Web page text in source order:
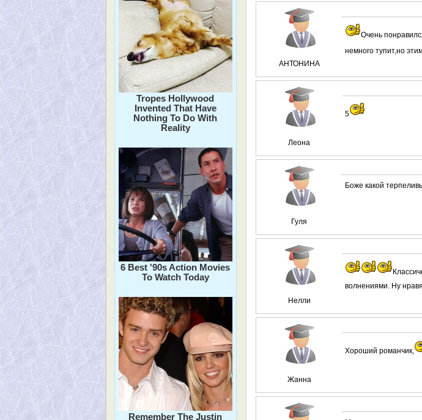
Tropes Hollywood
Invented That Have
Nothing To Do With
Reality
6 Best '90s Action Movies
To Watch Today
Remember The Justin
АНТОНИНА
Очень
немного тупит,но
Леона
5
Гуля
Боже какой
Нелли
волнениями. Ну
Жанна
Хороший романчик,